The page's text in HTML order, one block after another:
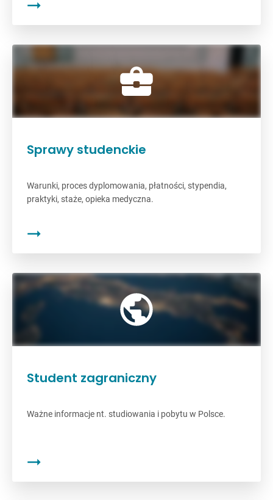
Sprawy studenckie
Warunki, proces dyplomowania, płatności, stypendia,
praktyki, staże, opieka medyczna.
Student zagraniczny
Ważne informacje nt. studiowania i pobytu w Polsce.